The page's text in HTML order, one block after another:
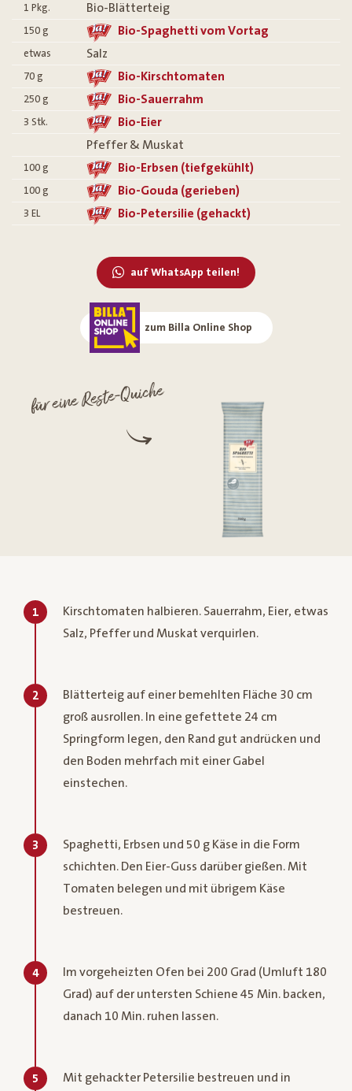
1 Pkg. Bio-Blätterteig
150 g Bio-Spaghetti vom Vortag
etwas Salz
70 g Bio-Kirschtomaten
250 g Bio-Sauerrahm
3 Stk.
Bio-Eier
Pfeffer & Muskat
100 g Bio-Erbsen (tiefgekühlt)
100 g Bio-Gouda (gerieben)
3 EL Bio-Petersilie (gehackt)
auf WhatsApp teilen!
zum Billa Online Shop
für eine Reste-Quiche
1
Kirschtomaten halbieren. Sauerrahm, Eier, etwas
Salz, Pfeffer und Muskat verquirlen.
2
Blätterteig auf einer bemehlten Fläche 30 cm
groß ausrollen. In eine gefettete 24 cm
Springform legen, den Rand gut andrücken und
den Boden mehrfach mit einer Gabel
einstechen.
3
Spaghetti, Erbsen und 50 g Käse in die Form
schichten. Den Eier-Guss darüber gießen. Mit
Tomaten belegen und mit übrigem Käse
bestreuen.
4
Im vorgeheizten Ofen bei 200 Grad (Umluft 180
Grad) auf der untersten Schiene 45 Min. backen,
danach 10 Min. ruhen lassen.
5
Mit gehackter Petersilie bestreuen und in